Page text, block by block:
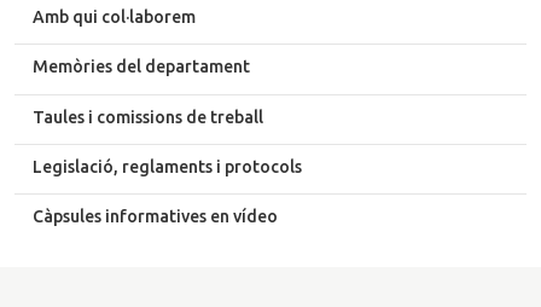
Amb qui col·laborem
Memòries del departament
Taules i comissions de treball
Legislació, reglaments i protocols
Càpsules informatives en vídeo